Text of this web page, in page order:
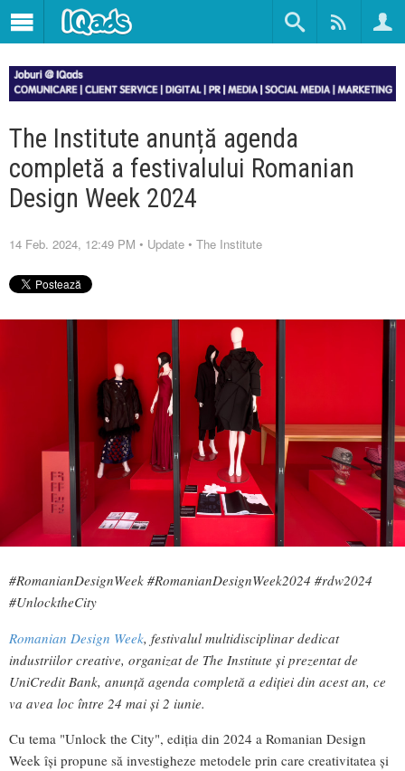
The Institute anunță agenda
completă a festivalului Romanian
Design Week 2024
14 Feb. 2024, 12:49 PM • Update • The Institute
#RomanianDesignWeek #RomanianDesignWeek2024 #rdw2024
#UnlocktheCity
Romanian Design Week, festivalul multidisciplinar dedicat
industriilor creative, organizat de The Institute și prezentat de
UniCredit Bank, anunță agenda completă a ediției din acest an, ce
va avea loc între 24 mai și 2 iunie.
Cu tema "Unlock the City", ediția din 2024 a Romanian Design
Week își propune să investigheze metodele prin care creativitatea și